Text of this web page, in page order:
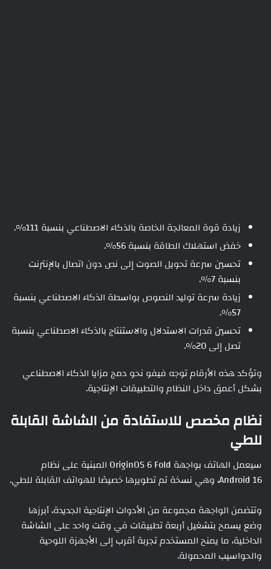
زيادة قوة المعالجة الخاصة بالذكاء الاصطناعي بنسبة 111%.
خفض استهلاك الطاقة بنسبة 56%.
تحسين سرعة تحويل الصوت إلى نص دون اتصال بالإنترنت
بنسبة 7%.
زيادة سرعة توليد النصوص بواسطة الذكاء الاصطناعي بنسبة
57%.
تحسين قدرات الاستدلال والاستنتاج بالذكاء الاصطناعي بنسبة
تصل إلى 20%.
وتؤكد هذه الأرقام توجه فيفو نحو دمج مزايا الذكاء الاصطناعي
بشكل أعمق داخل النظام والتطبيقات الإنتاجية.
نظام مخصص للاستفادة من الشاشة القابلة
للطي
سيعمل الهاتف بواجهة OriginOS 6 Fold المبنية على نظام
Android 16، وهي نسخة تم تطويرها خصيصًا للهواتف القابلة للطي.
وتتضمن الواجهة مجموعة من الأدوات الإنتاجية الجديدة، أبرزها
وضع يسمح بتشغيل أربعة تطبيقات في وقت واحد على الشاشة
الداخلية، ما يمنح المستخدم تجربة أقرب إلى الأجهزة اللوحية
والحواسيب المحمولة.